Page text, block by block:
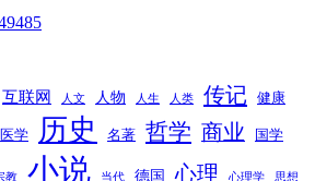
互联网 人文 人物 人生 人类 传记 健康
医学 历史 名著 哲学 商业 国学
教 小说 当代 德国 心理 心理学 思想